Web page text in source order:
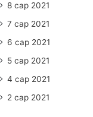
8 сар 2021
7 сар 2021
6 сар 2021
5 сар 2021
4 сар 2021
2 сар 2021